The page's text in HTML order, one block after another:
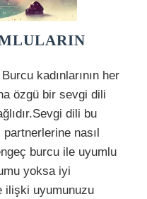
kadınlarının her
özgü bir sevgi dili
dili bu
nasıl
burcu ile uyumlu
yoksa iyi
ilişki uyumunuzu